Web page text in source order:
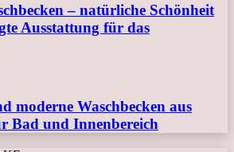
– natürliche Schönheit
Ausstattung für das
moderne Waschbecken aus
Bad und Innenbereich